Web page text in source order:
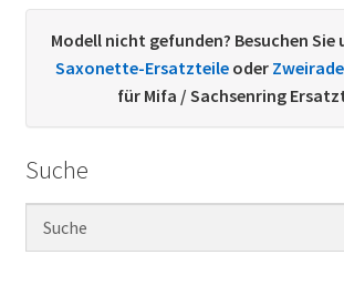
Datenschutzerklärung
Sachs Ersatzteile
Modell nicht gefunden? Besuchen Sie
Saxonette-Ersatzteile oder
für Mifa / Sachsenring
Suche